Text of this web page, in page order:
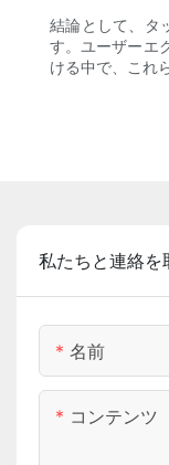
結論として、タ
す。ユーザーエ
ける中で、これ
私たちと連絡を
名前
コンテンツ